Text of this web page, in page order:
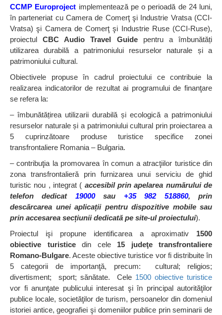
CCMP Europroject implementează pe o perioadă de 24 luni,
în parteneriat cu Camera de Comerţ şi Industrie Vratsa (CCI-
Vratsa) şi Camera de Comerţ şi Industrie Ruse (CCI-Ruse),
proiectulCBC Audio Travel Guidepentru a îmbunătăți
utilizarea durabilă a patrimoniului resurselor naturale și a
patrimoniului cultural.
Obiectivele propuse în cadrul proiectului ce contribuie la
realizarea indicatorilor de rezultat ai programului de finanţare
se refera la:
– îmbunătățirea utilizarii durabilă și ecologică a patrimoniului
resurselor naturale și a patrimoniului cultural prin proiectarea a
5 cuprinzătoare produse turistice specifice zonei
transfrontaliere Romania – Bulgaria.
– contribuţia la promovarea în comun a atracţiilor turistice din
zona transfrontalieră prin furnizarea unui serviciu de ghid
turistic nou , integrat ( accesibil prin apelarea numărului de
telefon dedicat 19000sau +35 982 518860, prin
descărcarea unei aplicații pentru dispozitive mobile sau
prin accesarea secțiunii dedicată pe site-ul proiectului).
Proiectul işi propune identificarea a aproximativ 1500
obiective turisticedin cele 15 judeţe transfrontaliere
Romano-Bulgare. Aceste obiective turistice vor fi distribuite în
5 categorii de importanţă, precum: cultural; religios;
divertisment; sport; sănătate. Cele 1500 obiective turistice
vor fi anunţate publicului interesat şi în principal autorităţilor
publice locale, societăţilor de turism, persoanelor din domeniul
istoriei antice, geografiei şi domeniilor publice prin seminarii de